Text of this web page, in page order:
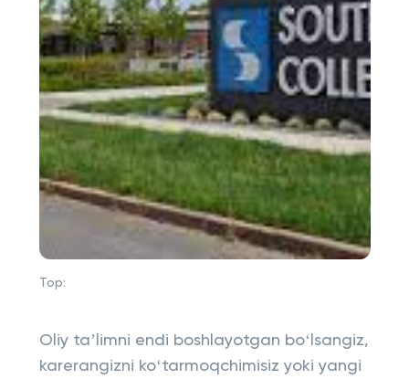
Top:
Oliy taʼlimni endi boshlayotgan boʻlsangiz,
karerangizni koʻtarmoqchimisiz yoki yangi